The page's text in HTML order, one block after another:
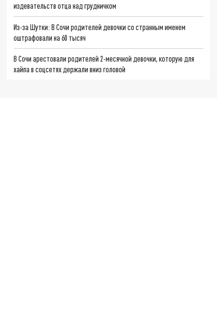
издевательств отца над грудничком
Из-за Шутки: В Сочи родителей девочки со странным именем
оштрафовали на 60 тысяч
В Сочи арестовали родителей 2-месячной девочки, которую для
хайпа в соцсетях держали вниз головой